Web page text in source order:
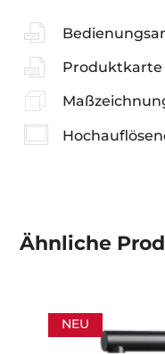
Produktkarte
Ähnliche
NEU